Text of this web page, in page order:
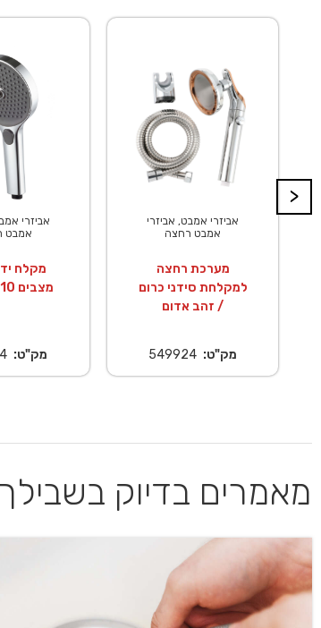
>
אביזרי אמבט, אביזרי
אמבט רחצה
מערכת רחצה
למקלחת סידני כרום
/ זהב אדום
מק"ט: 549924
אביזרי
אמבט
מצבים 10 ס"מ שני
מק"ט:
מאמרים בדיוק